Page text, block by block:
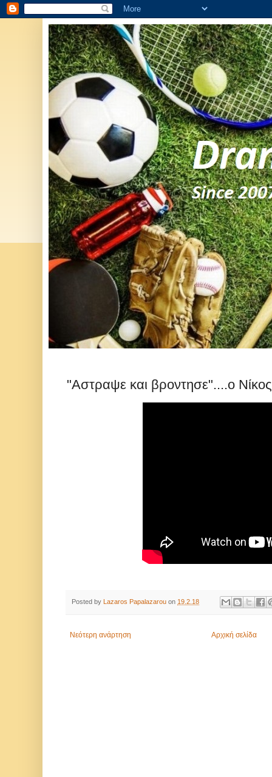
"Αστραψε και βροντησε"....ο
Posted by Lazaros Papalazarou on 19.2.18
Νεότερη ανάρτηση Αρχική σελίδα